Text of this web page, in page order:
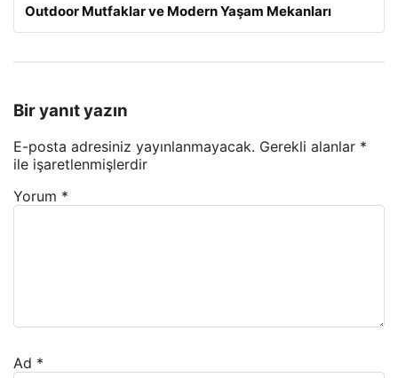
Outdoor Mutfaklar ve Modern Yaşam Mekanları
Bir yanıt yazın
E-posta adresiniz yayınlanmayacak. Gerekli alanlar *
ile işaretlenmişlerdir
Yorum *
Ad *